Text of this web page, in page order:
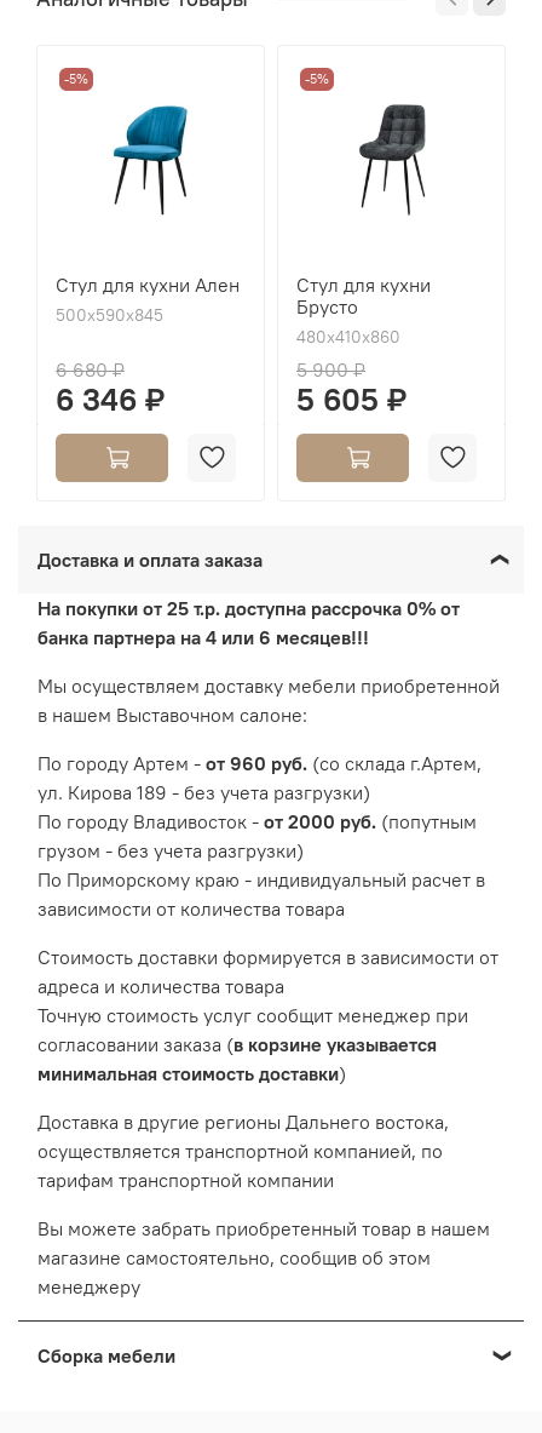
-5%
Стул для кухни Ален
500х590х845
6 680 ₽
6 346 ₽
-5%
Стул для кухни
Брусто
480х410х860
5 900 ₽
5 605 ₽
Доставка и оплата заказа
На покупки от 25 т.р. доступна рассрочка 0% от
банка партнера на 4 или 6 месяцев!!!
Мы осуществляем доставку мебели приобретенной
в нашем Выставочном салоне:
По городу Артем - от 960 руб. (со склада г.Артем,
ул. Кирова 189 - без учета разгрузки)
По городу Владивосток - от 2000 руб. (попутным
грузом - без учета разгрузки)
По Приморскому краю - индивидуальный расчет в
зависимости от количества товара
Cтоимость доставки формируется в зависимости от
адреса и количества товара
Точную стоимость услуг сообщит менеджер при
согласовании заказа (в корзине указывается
минимальная стоимость доставки)
Доставка в другие регионы Дальнего востока,
осуществляется транспортной компанией, по
тарифам транспортной компании
Вы можете забрать приобретенный товар в нашем
магазине самостоятельно, сообщив об этом
менеджеру
Сборка мебели